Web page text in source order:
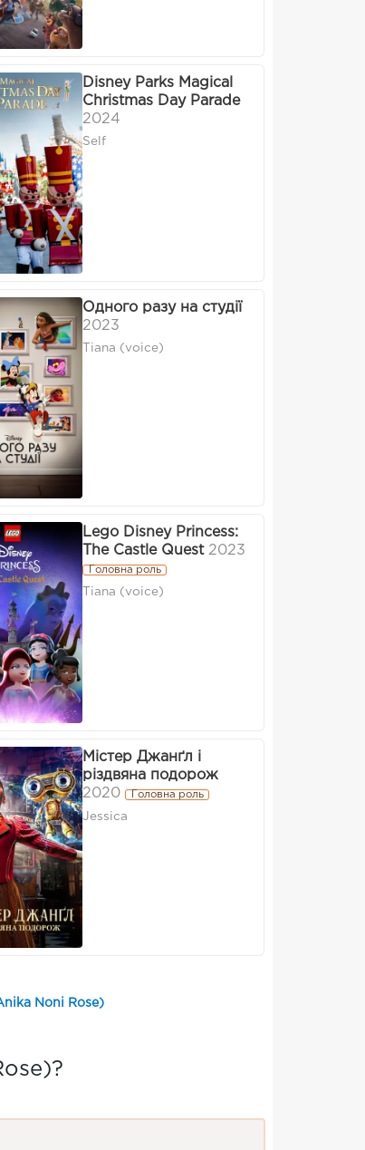
Disney Parks Magical
Christmas Day Parade
2024
Self
Одного разу на студії
2023
Tiana (voice)
Lego Disney Princess:
The Castle Quest 2023
Головна роль
Tiana (voice)
Містер Джанґл і
різдвяна подорож
2020
Головна роль
Jessica
Noni Rose)